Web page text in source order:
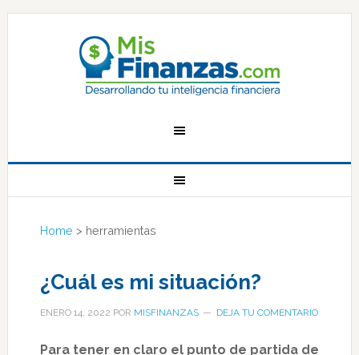
Home > herramientas
¿Cuál es mi situación?
ENERO 14, 2022 POR MISFINANZAS DEJA TU COMENTARIO
Para tener en claro el punto de partida de